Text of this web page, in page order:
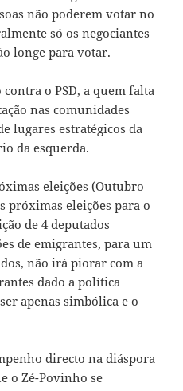
não poderem votar no
só os negociantes
longe para votar.
o PSD, a quem falta
nas comunidades
lugares estratégicos da
da esquerda.
eleições (Outubro
próximas eleições para o
de 4 deputados
de emigrantes, para um
não irá piorar com a
dado a política
apenas simbólica e o
directo na diáspora
o Zé-Povinho se